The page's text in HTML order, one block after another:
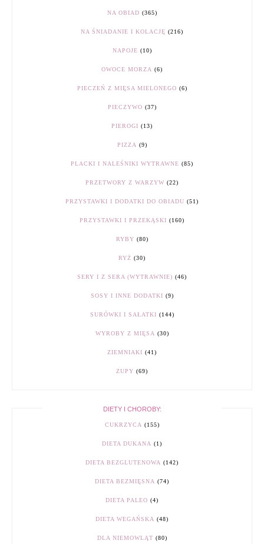
NA OBIAD (365)
NA ŚNIADANIE I KOLACJĘ (216)
NAPOJE (10)
OWOCE MORZA (6)
PIECZEŃ Z MIĘSA MIELONEGO (6)
PIECZYWO (37)
PIEROGI (13)
PIZZA (9)
PLACKI I NALEŚNIKI WYTRAWNE (85)
PRZETWORY Z WARZYW (22)
PRZYSTAWKI I DODATKI DO OBIADU (51)
PRZYSTAWKI I PRZEKĄSKI (160)
RYBY (80)
RYŻ (30)
SERY I Z SERA (WYTRAWNIE) (46)
SOSY I INNE DODATKI (9)
SURÓWKI I SAŁATKI (144)
WYROBY Z MIĘSA (30)
ZIEMNIAKI (41)
ZUPY (69)
DIETY I CHOROBY:
CUKRZYCA (155)
DIETA DUKANA (1)
DIETA BEZGLUTENOWA (142)
DIETA BEZMIĘSNA (74)
DIETA PALEO (4)
DIETA WEGAŃSKA (48)
DLA NIEMOWLĄT (80)